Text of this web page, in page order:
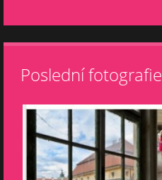
Poslední fotografie